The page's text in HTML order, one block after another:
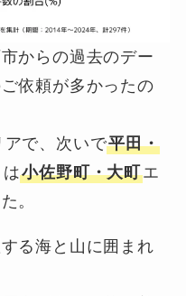
からの過去のデー
依頼が多かったの
アで、次いで平田・
は小佐野町・大町エ
。
る海と山に囲まれ